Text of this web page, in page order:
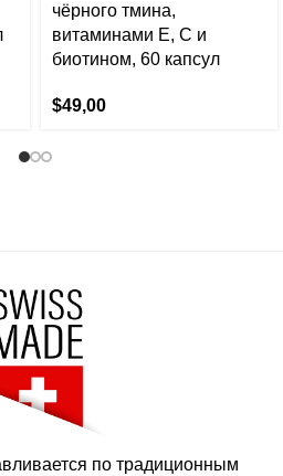
чёрного тмина,
витаминами E, C и
биотином, 60 капсул
$49,00
по традиционным